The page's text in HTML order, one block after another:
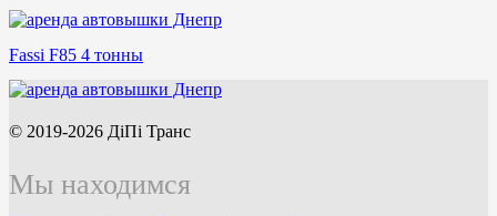
Fassi F85 4 тонны
© 2019-2026 ДіПі Транс
Мы находимся